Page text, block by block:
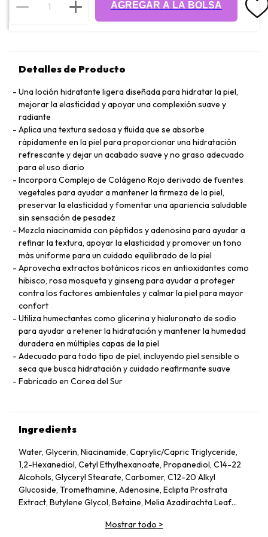
AGREGAR A LA BOLSA
Detalles de Producto
Una loción hidratante ligera diseñada para hidratar la piel,
mejorar la elasticidad y apoyar una complexión suave y
radiante
Aplica una textura sedosa y fluida que se absorbe
rápidamente en la piel para proporcionar una hidratación
refrescante y dejar un acabado suave y no graso adecuado
para el uso diario
Incorpora Complejo de Colágeno Rojo derivado de fuentes
vegetales para ayudar a mantener la firmeza de la piel,
preservar la elasticidad y fomentar una apariencia saludable
sin sensación de pesadez
Mezcla niacinamida con péptidos y adenosina para ayudar a
refinar la textura, apoyar la elasticidad y promover un tono
más uniforme para un cuidado equilibrado de la piel
Aprovecha extractos botánicos ricos en antioxidantes como
hibisco, rosa mosqueta y ginseng para ayudar a proteger
contra los factores ambientales y calmar la piel para mayor
confort
Utiliza humectantes como glicerina y hialuronato de sodio
para ayudar a retener la hidratación y mantener la humedad
duradera en múltiples capas de la piel
Adecuado para todo tipo de piel, incluyendo piel sensible o
seca que busca hidratación y cuidado reafirmante suave
Fabricado en Corea del Sur
Ingredients
Water, Glycerin, Niacinamide, Caprylic/Capric Triglyceride,
1,2-Hexanediol, Cetyl Ethylhexanoate, Propanediol, C14-22
Alcohols, Glyceryl Stearate, Carbomer, C12-20 Alkyl
Glucoside, Tromethamine, Adenosine, Eclipta Prostrata
Extract, Butylene Glycol, Betaine, Melia Azadirachta Leaf
Seed Oil, Polyglyceryl-10 Laurate, Hydrolyzed Collagen,
Mostrar todo >